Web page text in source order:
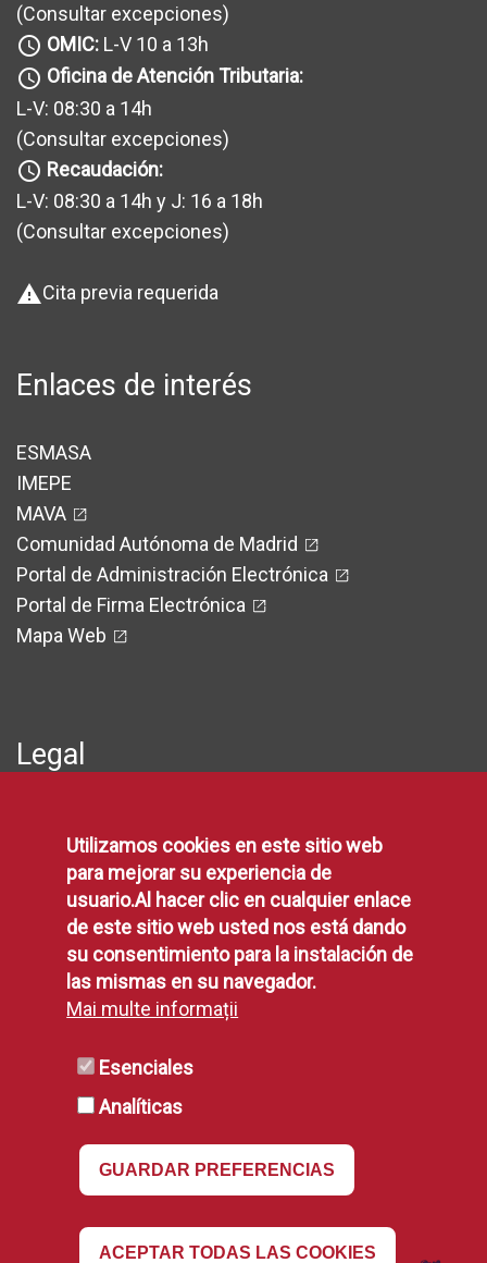
(Consultar excepciones)
query_builder OMIC: L-V 10 a 13h
query_builder Oficina de Atención Tributaria:
L-V: 08:30 a 14h
(Consultar excepciones)
query_builder Recaudación:
L-V: 08:30 a 14h y J: 16 a 18h
(Consultar excepciones)
warningCita previa requerida
Enlaces de interés
ESMASA
IMEPE
MAVA
Comunidad Autónoma de Madrid
Portal de Administración Electrónica
Portal de Firma Electrónica
Mapa Web
Legal
Política de Privacidad
Aviso Legal
Disponibilidad
Declaración de Accesibilidad
Política de Cookies
Utilizamos cookies en este sitio web
para mejorar su experiencia de
usuario.Al hacer clic en cualquier enlace
de este sitio web usted nos está dando
su consentimiento para la instalación de
las mismas en su navegador.
Mai multe informații
Esenciales
Analíticas
GUARDAR PREFERENCIAS
ACEPTAR TODAS LAS COOKIES